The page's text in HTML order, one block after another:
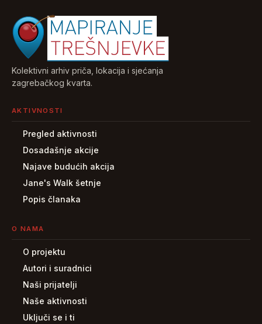
Kolektivni arhiv priča, lokacija i sjećanja
zagrebačkog kvarta.
AKTIVNOSTI
Pregled aktivnosti
Dosadašnje akcije
Najave budućih akcija
Jane's Walk šetnje
Popis članaka
O NAMA
O projektu
Autori i suradnici
Naši prijatelji
Naše aktivnosti
Uključi se i ti